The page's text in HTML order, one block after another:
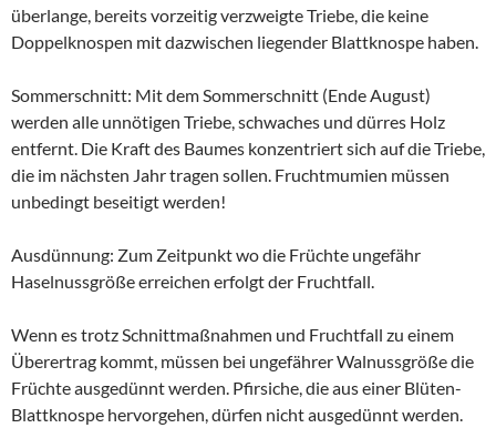
überlange, bereits vorzeitig verzweigte Triebe, die keine
Doppelknospen mit dazwischen liegender Blattknospe haben.
Sommerschnitt: Mit dem Sommerschnitt (Ende August)
werden alle unnötigen Triebe, schwaches und dürres Holz
entfernt. Die Kraft des Baumes konzentriert sich auf die Triebe,
die im nächsten Jahr tragen sollen. Fruchtmumien müssen
unbedingt beseitigt werden!
Ausdünnung: Zum Zeitpunkt wo die Früchte ungefähr
Haselnussgröße erreichen erfolgt der Fruchtfall.
Wenn es trotz Schnittmaßnahmen und Fruchtfall zu einem
Überertrag kommt, müssen bei ungefährer Walnussgröße die
Früchte ausgedünnt werden. Pfirsiche, die aus einer Blüten-
Blattknospe hervorgehen, dürfen nicht ausgedünnt werden.